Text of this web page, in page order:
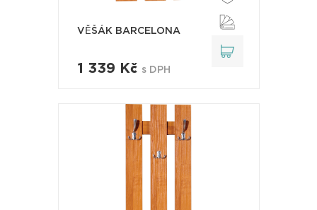
VĚŠÁK BARCELONA
1 339 Kč s DPH